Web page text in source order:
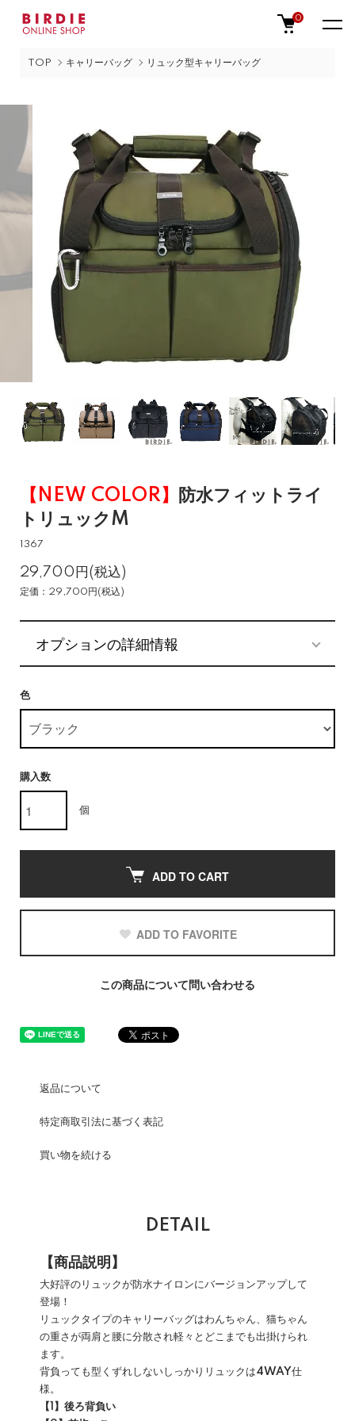
0
TOP キャリーバッグ リュック型キャリーバッグ
【NEW COLOR】
防水フィットライ
トリュックM
1367
29,700円(税込)
定価：29,700円(税込)
オプションの詳細情報
色
購入数
個
ADD TO CART
ADD TO FAVORITE
この商品について問い合わせる
返品について
特定商取引法に基づく表記
買い物を続ける
DETAIL
【商品説明】
大好評のリュックが防水ナイロンにバージョンアップして
登場！
リュックタイプのキャリーバッグはわんちゃん、猫ちゃん
の重さが両肩と腰に分散され軽々とどこまでも出掛けられ
ます。
背負っても型くずれしないしっかりリュックは4WAY仕
様。
【1】後ろ背負い